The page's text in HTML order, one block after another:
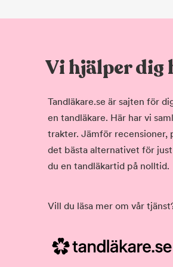
Vi hjälper
Tandläkare.se är sajten för
en tandläkare. Här har vi
trakter. Jämför
det bästa alternativet för
du en tandläkartid på nolltid.
Vill du läsa mer om vår